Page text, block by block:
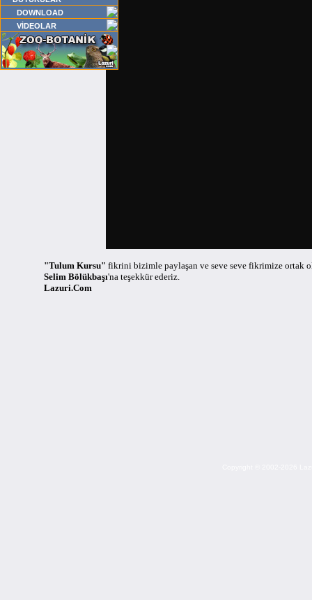
DOWNLOAD
VİDEOLAR
"Tulum Kursu" fikrini bizimle paylaşan ve seve seve fikrimize ortak
Selim Bölükbaşı'na teşekkür ederiz.
Lazuri.Com